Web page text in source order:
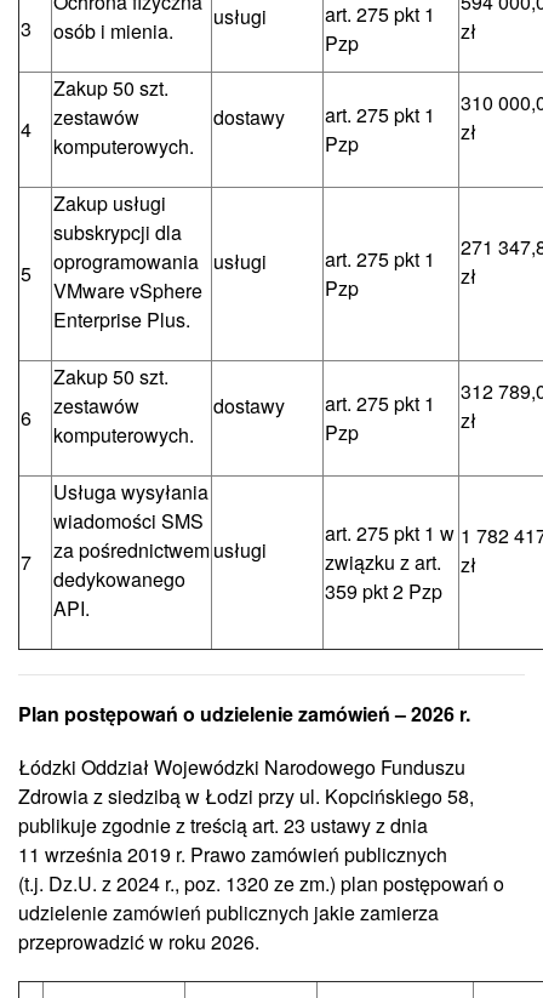
3
osób i mienia.
usługi
art. 275 pkt 1
Pzp
zł
4
Zakup 50 szt.
zestawów
komputerowych.
dostawy
art. 275 pkt 1
Pzp
310
zł
5
Zakup usługi
subskrypcji dla
oprogramowania
VMware vSphere
Enterprise Plus.
usługi
art. 275 pkt 1
Pzp
271
zł
6
Zakup 50 szt.
zestawów
komputerowych.
dostawy
art. 275 pkt 1
Pzp
312
zł
7
Usługa wysyłania
wiadomości SMS
za pośrednictwem
dedykowanego
API.
usługi
art. 275 pkt 1 w
związku z art.
359 pkt 2 Pzp
1 782
zł
Plan postępowań o udzielenie zamówień – 2026 r.
Łódzki Oddział Wojewódzki Narodowego Funduszu
Zdrowia z siedzibą w Łodzi przy ul. Kopcińskiego 58,
publikuje zgodnie z treścią art. 23 ustawy z dnia
11 września 2019 r. Prawo zamówień publicznych
(t.j. Dz.U. z 2024 r., poz. 1320 ze zm.) plan postępowań o
udzielenie zamówień publicznych jakie zamierza
przeprowadzić w roku 2026.